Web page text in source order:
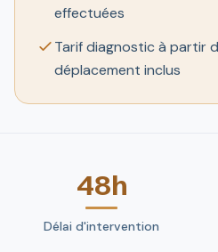
effectuées
Tarif diagnostic à partir
déplacement inclus
48h
Délai d'intervention